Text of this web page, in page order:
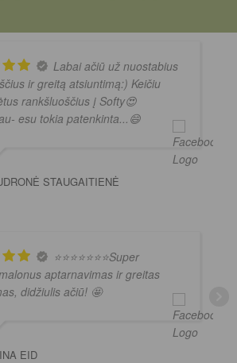
Labai ačiū už nuostabius
ir greitą atsiuntimą:) Keičiu
rankšluoščius į Softy😍
esu tokia patenkinta...😄
STAUGAITIENĖ
⭐️⭐️⭐️⭐️⭐️⭐️⭐️Super
aptarnavimas ir greitas
didžiulis ačiū! 🤩
EID